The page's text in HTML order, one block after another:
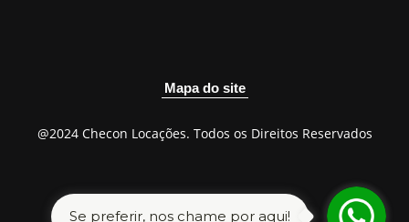
Mapa do site
@2024 Checon Locações. Todos os Direitos Reservados
Se preferir, nos chame por aqui!